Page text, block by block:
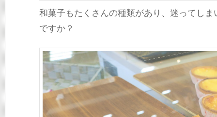
和菓子もたくさんの種類があり、迷ってし
ですか？